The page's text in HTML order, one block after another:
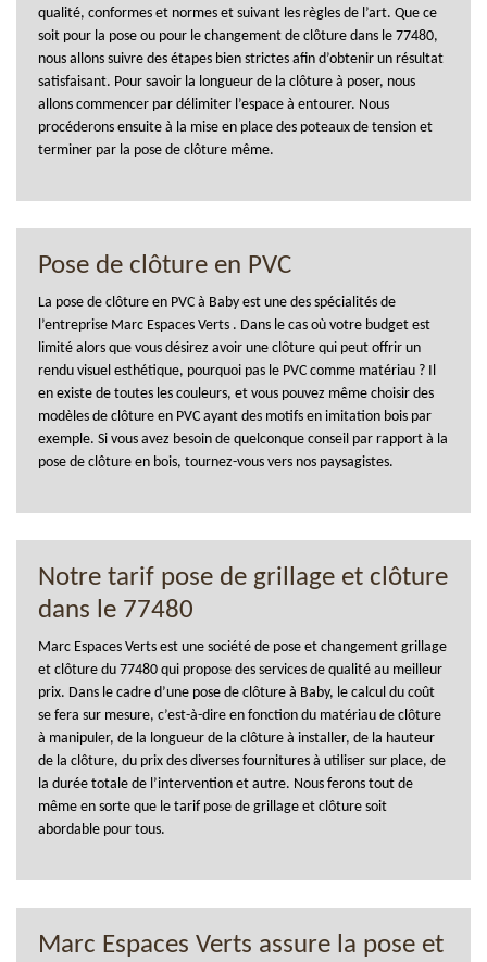
qualité, conformes et normes et suivant les règles de l’art. Que ce
soit pour la pose ou pour le changement de clôture dans le 77480,
nous allons suivre des étapes bien strictes afin d’obtenir un résultat
satisfaisant. Pour savoir la longueur de la clôture à poser, nous
allons commencer par délimiter l’espace à entourer. Nous
procéderons ensuite à la mise en place des poteaux de tension et
terminer par la pose de clôture même.
Pose de clôture en PVC
La pose de clôture en PVC à Baby est une des spécialités de
l’entreprise Marc Espaces Verts . Dans le cas où votre budget est
limité alors que vous désirez avoir une clôture qui peut offrir un
rendu visuel esthétique, pourquoi pas le PVC comme matériau ? Il
en existe de toutes les couleurs, et vous pouvez même choisir des
modèles de clôture en PVC ayant des motifs en imitation bois par
exemple. Si vous avez besoin de quelconque conseil par rapport à la
pose de clôture en bois, tournez-vous vers nos paysagistes.
Notre tarif pose de grillage et clôture
dans le 77480
Marc Espaces Verts est une société de pose et changement grillage
et clôture du 77480 qui propose des services de qualité au meilleur
prix. Dans le cadre d’une pose de clôture à Baby, le calcul du coût
se fera sur mesure, c’est-à-dire en fonction du matériau de clôture
à manipuler, de la longueur de la clôture à installer, de la hauteur
de la clôture, du prix des diverses fournitures à utiliser sur place, de
la durée totale de l’intervention et autre. Nous ferons tout de
même en sorte que le tarif pose de grillage et clôture soit
abordable pour tous.
Marc Espaces Verts assure la pose et